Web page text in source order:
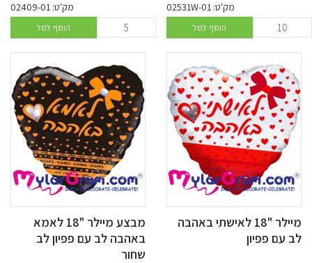
מק'ט: 02531W-01
הוסף לסל
מק'ט: 02409-01
הוסף לסל
מיילר "18 לאישתי באהבה
לב עם פפיון
מבצע מיילר "18 לאמא
באהבה לב עם פפיון לב
שחור